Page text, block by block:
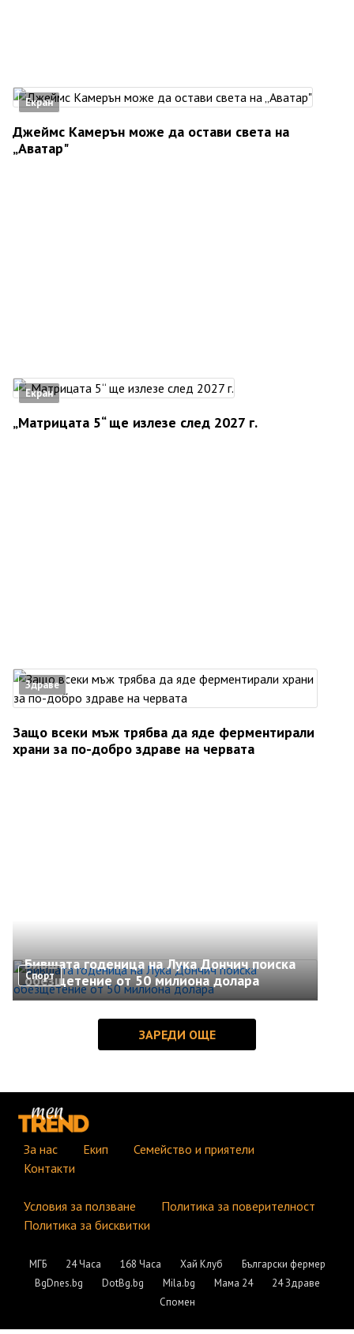
Екран
Джеймс Камерън може да остави света на
„Аватар"
Екран
„Матрицата 5“ ще излезе след 2027 г.
Здраве
Защо всеки мъж трябва да яде ферментирали
храни за по-добро здраве на червата
Спорт
Бившата годеница на Лука Дончич поиска
обезщетение от 50 милиона долара
За нас Екип
Семейство и приятели
Контакти
Условия за ползване
Политика за поверителност
Политика за бисквитки
МГБ 24 Часа 168 Часа Хай Клуб
Български фермер
BgDnes.bg
DotBg.bg Mila.bg Мама 24
24 Здраве
Спомен